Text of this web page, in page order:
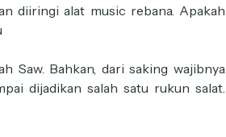
diiringi alat music rebana. Apakah
Saw. Bahkan, dari saking wajibnya
dijadikan salah satu rukun salat.